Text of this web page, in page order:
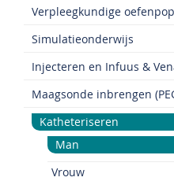
Verpleegkundige
Simulatieonderwijs
Injecteren en Infuus &
Maagsonde inbrengen
Katheteriseren
Man
Vrouw